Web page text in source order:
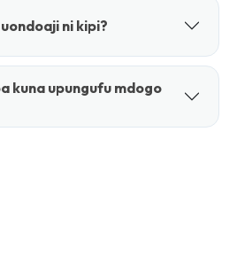
ni kipi?
kuna upungufu mdogo